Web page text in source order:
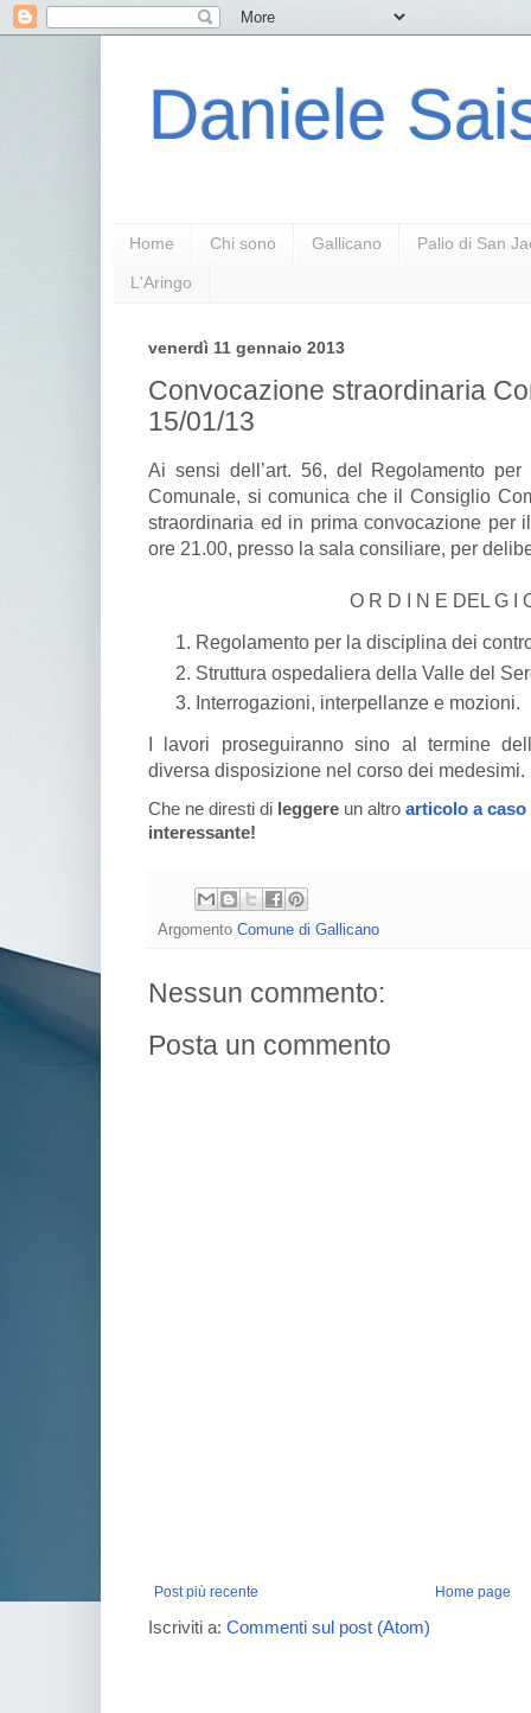
Daniele
Home Chi sono Gallicano Palio di San
L'Aringo
venerdì 11 gennaio 2013
Convocazione straordinaria
15/01/13
Ai sensi dell’art. 56, del Regolamento
Comunale, si comunica che il Consiglio
straordinaria ed in prima convocazione per
ore 21.00, presso la sala consiliare, per
O R D I N E DEL G I
Regolamento per la disciplina dei
Struttura ospedaliera della Valle del
Interrogazioni, interpellanze e mozioni.
I lavori proseguiranno sino al termine
diversa disposizione nel corso dei medesimi.
Che ne diresti di leggere un altro articolo a caso
interessante!
Argomento Comune di Gallicano
Nessun commento:
Posta un commento
Post più recente Home page
Iscriviti a: Commenti sul post (Atom)